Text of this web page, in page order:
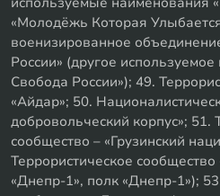
«Молодёжь Которая
военизированное
России» (другое
Свобода России»); 49.
«Айдар»; 50.
добровольческий корпус»; 51.
сообщество – «Грузинский
Террористическое
«Днепр-1», полк «Днепр-1»);